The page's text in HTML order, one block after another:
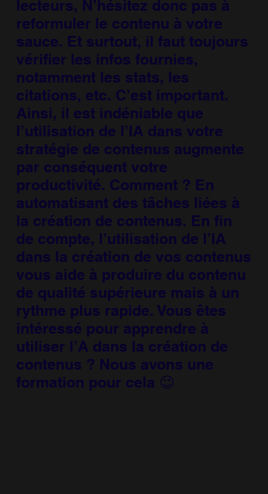
lecteurs, N’hésitez donc pas à
reformuler le contenu à votre
sauce. Et surtout, il faut toujours
vérifier les infos fournies,
notamment les stats, les
citations, etc. C’est important.
Ainsi, il est indéniable que
l’utilisation de l’IA dans votre
stratégie de contenus augmente
par conséquent votre
productivité. Comment ? En
automatisant des tâches liées à
la création de contenus. En fin
de compte, l’utilisation de l’IA
dans la création de vos contenus
vous aide à produire du contenu
de qualité supérieure mais à un
rythme plus rapide. Vous êtes
intéressé pour apprendre à
utiliser l’A dans la création de
contenus ? Nous avons une
formation pour cela 😉